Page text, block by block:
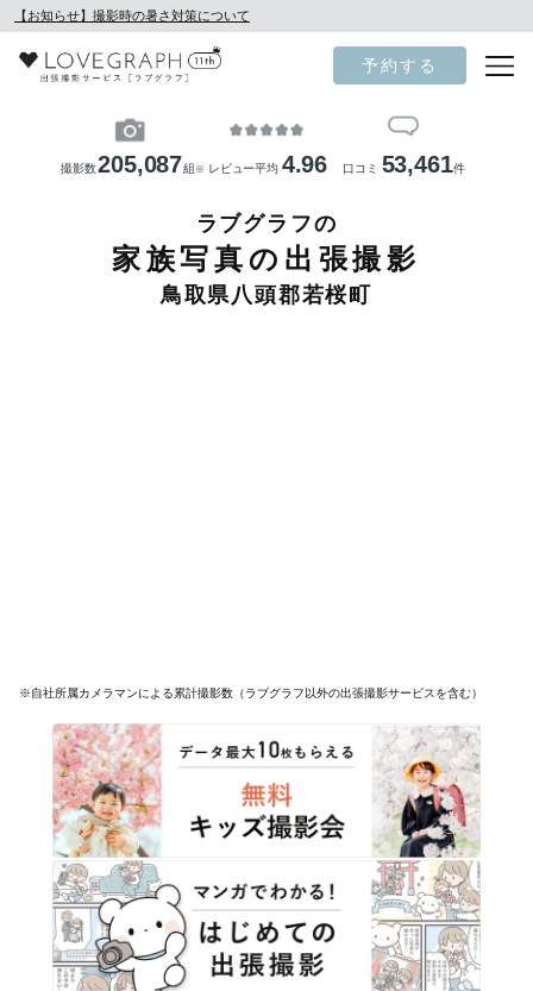
【お知らせ】撮影時の暑さ対策について
予約する
撮影数205,087組 ※ レビュー平均 4.96 口コミ 53,461件
ラブグラフの
家族写真の出張撮影
鳥取県八頭郡若桜町
※自社所属カメラマンによる累計撮影数（ラブグラフ以外の出張撮影サービスを含む）